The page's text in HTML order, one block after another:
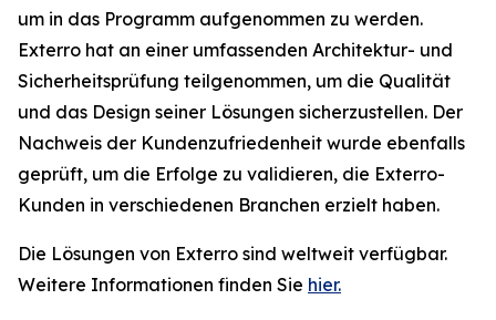
um in das Programm aufgenommen zu werden.
Exterro hat an einer umfassenden Architektur- und
Sicherheitsprüfung teilgenommen, um die Qualität
und das Design seiner Lösungen sicherzustellen. Der
Nachweis der Kundenzufriedenheit wurde ebenfalls
geprüft, um die Erfolge zu validieren, die Exterro-
Kunden in verschiedenen Branchen erzielt haben.
Die Lösungen von Exterro sind weltweit verfügbar.
Weitere Informationen finden Sie hier.